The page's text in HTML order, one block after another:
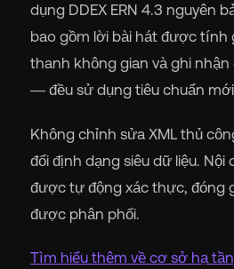
dụng DDEX ERN 4.3 nguyên
bao gồm lời bài hát được tính
thanh không gian và ghi nhận
— đều sử dụng tiêu chuẩn
Không chỉnh sửa XML thủ
đổi định dạng siêu dữ liệu. Nội
được tự động xác thực, đóng
được phân phối.
Tìm hiểu thêm về cơ sở hạ